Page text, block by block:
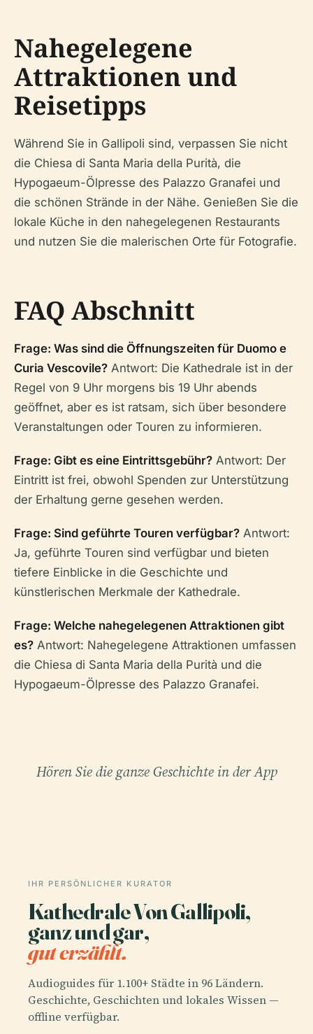
Nahegelegene
Attraktionen und
Reisetipps
Während Sie in Gallipoli sind, verpassen Sie nicht
die Chiesa di Santa Maria della Purità, die
Hypogaeum-Ölpresse des Palazzo Granafei und
die schönen Strände in der Nähe. Genießen Sie die
lokale Küche in den nahegelegenen Restaurants
und nutzen Sie die malerischen Orte für Fotografie.
FAQ Abschnitt
Frage: Was sind die Öffnungszeiten für Duomo e
Curia Vescovile? Antwort: Die Kathedrale ist in der
Regel von 9 Uhr morgens bis 19 Uhr abends
geöffnet, aber es ist ratsam, sich über besondere
Veranstaltungen oder Touren zu informieren.
Frage: Gibt es eine Eintrittsgebühr? Antwort: Der
Eintritt ist frei, obwohl Spenden zur Unterstützung
der Erhaltung gerne gesehen werden.
Frage: Sind geführte Touren verfügbar? Antwort:
Ja, geführte Touren sind verfügbar und bieten
tiefere Einblicke in die Geschichte und
künstlerischen Merkmale der Kathedrale.
Frage: Welche nahegelegenen Attraktionen gibt
es? Antwort: Nahegelegene Attraktionen umfassen
die Chiesa di Santa Maria della Purità und die
Hypogaeum-Ölpresse des Palazzo Granafei.
Hören Sie die ganze Geschichte in der App
IHR PERSÖNLICHER KURATOR
Kathedrale Von Gallipoli,
ganz und gar,
gut erzählt.
Audioguides für 1.100+ Städte in 96 Ländern.
Geschichte, Geschichten und lokales Wissen —
offline verfügbar.